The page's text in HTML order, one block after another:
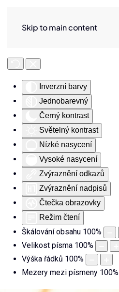
Inverzní barvy
Jednobarevný
Černý kontrast
Světelný kontrast
Nízké nasycení
Vysoké nasycení
Zvýraznění odkazů
Zvýraznění nadpisů
Čtečka obrazovky
Režim čtení
Škálování obsahu 100%
Velikost písma 100%
Výška řádků 100%
Mezery mezi písmeny 100%
Skip to main content